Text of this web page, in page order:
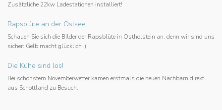
Zusätzliche 22kw Ladestationen installiert!
Rapsblüte an der Ostsee
Schauen Sie sich die Bilder der Rapsblüte in Ostholstein an, denn wir sind uns
sicher: Gelb macht glücklich :)
Die Kühe sind los!
Bei schönstem Novemberwetter kamen erstmals die neuen Nachbarn direkt
aus Schottland zu Besuch.